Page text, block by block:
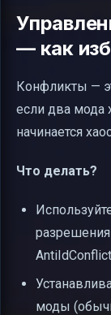
— как
Конфликты —
если два мода
начинается
Что делать?
моды